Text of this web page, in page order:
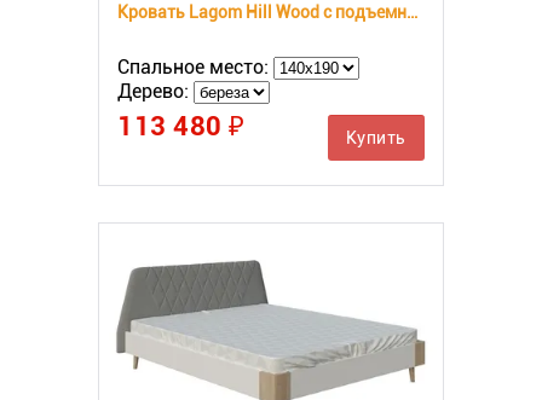
Кровать Lagom Hill Wood с подъемным механизмом
Спальное место:
Дерево:
113 480 ₽ Купить